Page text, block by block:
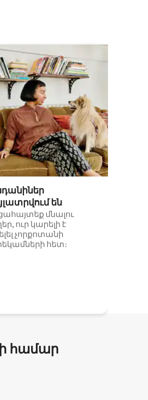
են
մնալու
ուր կարելի է
չորքոտանի
հետ։
համար